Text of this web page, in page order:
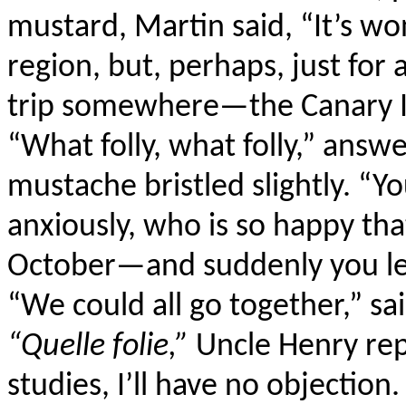
mustard, Martin said, “It’s
region, but, perhaps, just for
trip somewhere—the Canary
“What folly, what folly,”
mustache bristled slightly.
anxiously, who is so happy
October—and suddenly you
“We could all go together,”
“Quelle folie,” Uncle Henry
studies, I’ll have no